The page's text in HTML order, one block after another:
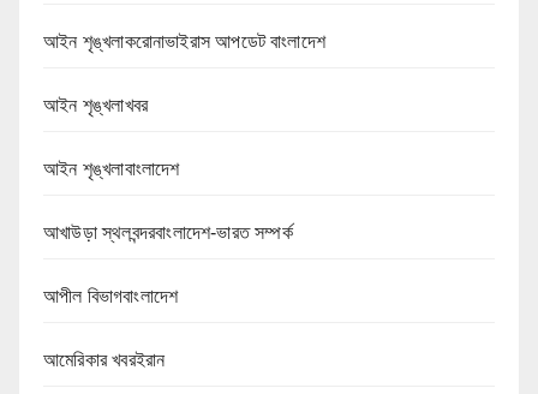
আইন শৃঙ্খলাকরোনাভাইরাস আপডেট বাংলাদেশ
আইন শৃঙ্খলাখবর
আইন শৃঙ্খলাবাংলাদেশ
আখাউড়া স্থলবন্দরবাংলাদেশ-ভারত সম্পর্ক
আপীল বিভাগবাংলাদেশ
আমেরিকার খবরইরান